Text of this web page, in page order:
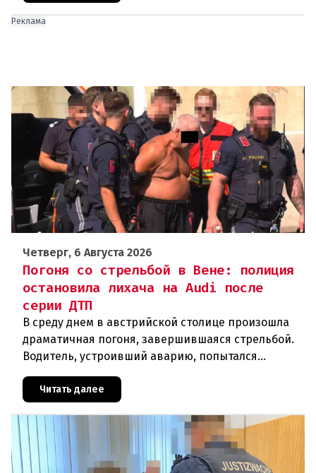
Реклама
Четверг, 6 Августа 2026
Погоня со стрельбой в Вене: полиция
остановила лихача на Audi после
серии ДТП
В среду днем в австрийской столице произошла
драматичная погоня, завершившаяся стрельбой.
Водитель, устроивший аварию, попытался
скрыться от полиции, спровоцировав несколько
новых столкновений.Что слу
Читать далее